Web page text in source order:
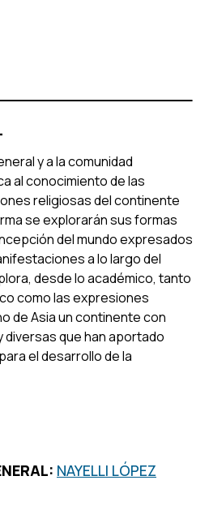
y a la comunidad
al conocimiento de las
religiosas del continente
se explorarán sus formas
del mundo expresados
a lo largo del
desde lo académico, tanto
como las expresiones
de Asia un continente con
que han aportado
el desarrollo de la
NAYELLI LÓPEZ